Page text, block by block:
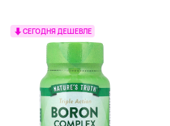
СЕГОДНЯ ДЕШЕВЛЕ